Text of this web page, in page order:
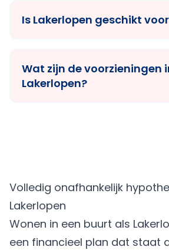
Is Lakerlopen geschikt
Wat zijn de voorzieningen
Lakerlopen?
Volledig onafhankelijk
Lakerlopen
Wonen in een buurt als
een financieel plan dat staat